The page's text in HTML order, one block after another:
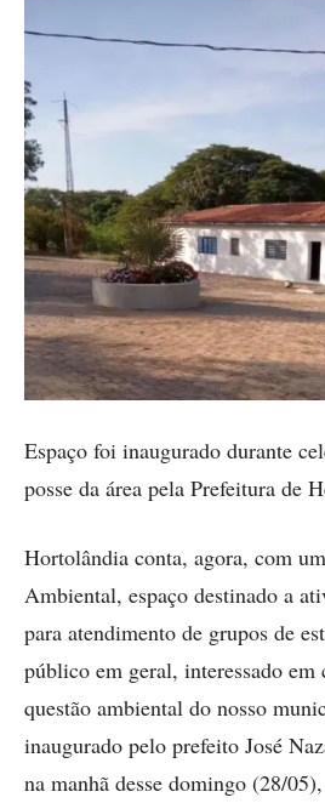
Espaço foi inaugurado durante
posse da área pela Prefeitura de
Hortolândia conta, agora, com
Ambiental, espaço destinado a
para atendimento de grupos de
público em geral, interessado em
questão ambiental do nosso
inaugurado pelo prefeito José
na manhã desse domingo (28/